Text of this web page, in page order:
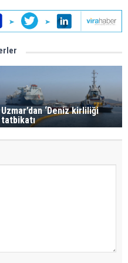
Uzmar’dan ‘Deniz kirliliği
tatbikatı